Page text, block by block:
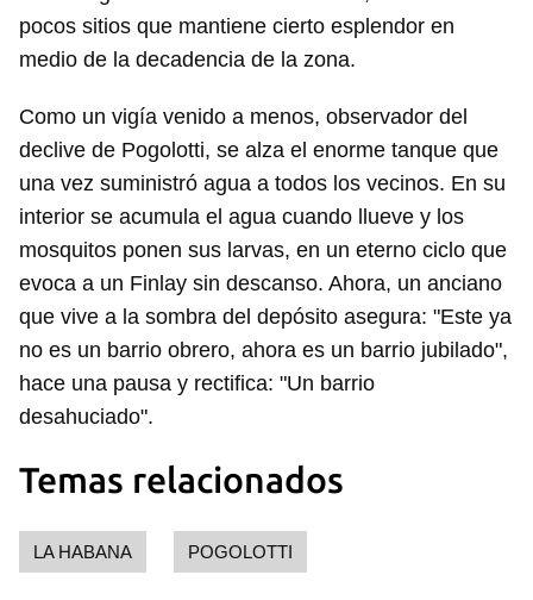
INICIAR SESIÓN CANCELAR
pocos sitios que mantiene cierto esplendor en
medio de la decadencia de la zona.
Como un vigía venido a menos, observador del
declive de Pogolotti, se alza el enorme tanque que
una vez suministró agua a todos los vecinos. En su
interior se acumula el agua cuando llueve y los
mosquitos ponen sus larvas, en un eterno ciclo que
evoca a un Finlay sin descanso. Ahora, un anciano
que vive a la sombra del depósito asegura: "Este ya
no es un barrio obrero, ahora es un barrio jubilado",
hace una pausa y rectifica: "Un barrio
desahuciado".
Temas relacionados
LA HABANA POGOLOTTI